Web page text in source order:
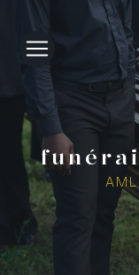
Panneau de gestion